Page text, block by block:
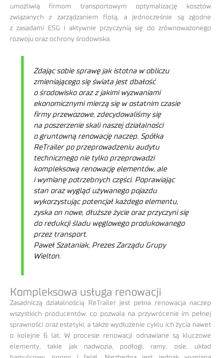
umożliwią firmom transportowym optymalizację kosztów
związanych z zarządzaniem flotą, a jednocześnie są zgodne
z zasadami ESG i aktywnie przyczynią się do zrównoważonego
rozwoju oraz ochrony środowiska.
Zdając sobie sprawę jak istotna w obliczu
zmieniającego się świata jest dbałość
o środowisko oraz z jakimi wyzwaniami
ekonomicznymi mierzą się w ostatnim czasie
firmy przewozowe, zdecydowaliśmy się
na poszerzenie skali naszej działalności
o gruntowną renowację naczep. Spółka
ReTrailer po przeprowadzeniu audytu
technicznego nie tylko przeprowadzi
kompleksową renowację elementów, ale
i wymianę potrzebnych części. Poprawiając
stan oraz wygląd używanego pojazdu
wykorzystując potencjał każdego elementu,
zyska on nowe, dłuższe życie oraz przyczyni się
do redukcji śladu węglowego produkowanego
przez transport.
Paweł Szataniak, Prezes Zarządu Grupy
Wielton.
Kompleksowa usługa renowacji
Zasadniczą działalnością ReTrailer jest pełna renowacja naczep
wszystkich producentów, co pozwala na przywrócenie im pełnej
sprawności oraz estetyki, a także wydłużenie cyklu ich życia nawet
o kolejne 6 lat. W procesie renowacji odnawiane są kluczowe
elementy, takie jak nadwozia, podłogi, ramy, osie, układ